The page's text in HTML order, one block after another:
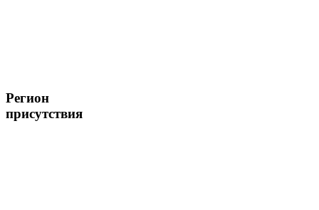
Регион
присутствия